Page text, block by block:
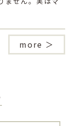
more ＞